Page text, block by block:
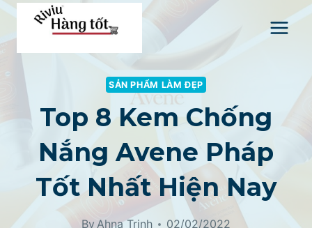
Skip
content
SẢN PHẨM LÀM ĐẸP
Top 8 Kem Chống
Nắng Avene Pháp
Tốt Nhất Hiện Nay
By Ahna Trịnh 02/02/2022